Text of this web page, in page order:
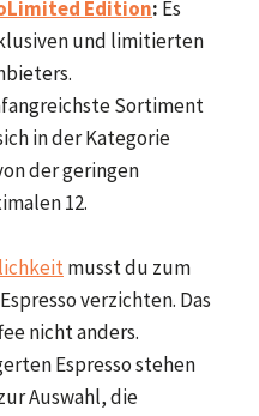
Limited Edition: Es
und limitierten
Sortiment
in der Kategorie
der geringen
12.
musst du zum
verzichten. Das
nicht anders.
Espresso stehen
Auswahl, die